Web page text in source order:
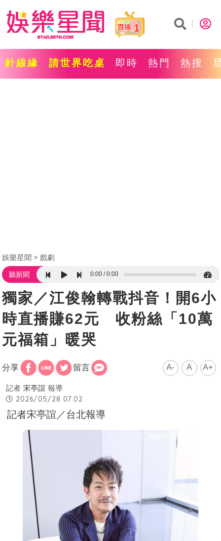
1
針線緣 請世界吃桌 即時 熱門 熱搜
娛樂星聞 戲劇
聽新聞 0:00 0:00
獨家／江俊翰轉戰抖音！開6小
時直播賺62元 收粉絲「10萬
元福箱」暖哭
分享 留言 A- A A+
記者 宋亭誼 報導
2026/05/28 07:02
記者宋亭誼／台北報導